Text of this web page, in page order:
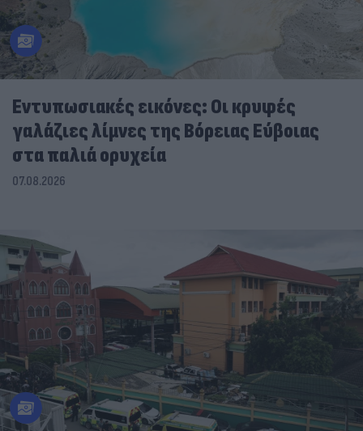
Εντυπωσιακές εικόνες: Οι κρυφές
γαλάζιες λίμνες της Βόρειας Εύβοιας
στα παλιά ορυχεία
07.08.2026